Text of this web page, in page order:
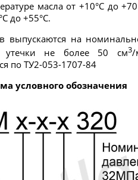
масла от +10°С до
до +55°С.
выпускаются на
утечки не более 50 см3/
по ТУ2-053-1707-84
условного обозначения